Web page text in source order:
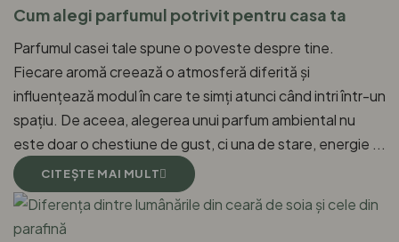
Cum alegi parfumul potrivit pentru casa ta
Parfumul casei tale spune o poveste despre tine.
Fiecare aromă creează o atmosferă diferită și
influențează modul în care te simți atunci când intri într-un
spațiu. De aceea, alegerea unui parfum ambiental nu
este doar o chestiune de gust, ci una de stare, energie ...
CITEŞTE MAI MULT